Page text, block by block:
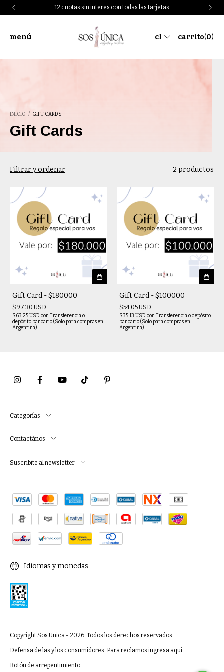
12 cuotas sin interes con todas las tarjetas
menú cl carrito(0)
INICIO / GIFT CARDS
Gift Cards
Filtrar y ordenar 2 productos
Gift Card - $180000
$97.30 USD
$63.25 USD conTransferencia o
depósito bancario (Solo para compras en
Argentina)
Gift Card - $100000
$54.05 USD
$35.13 USD conTransferencia o depósito
bancario (Solo para compras en
Argentina)
Categorías
Contactános
Suscribite al newsletter
Idiomas y monedas
Copyright Sos Unica - 2026. Todos los derechos reservados.
Defensa de las y los consumidores. Para reclamos ingresa aquí.
Botón de arrepentimiento